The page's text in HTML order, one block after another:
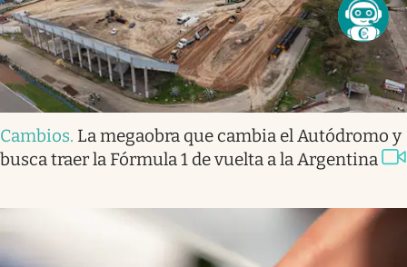
Cambios. La megaobra que cambia el Autódromo y
busca traer la Fórmula 1 de vuelta a la Argentina